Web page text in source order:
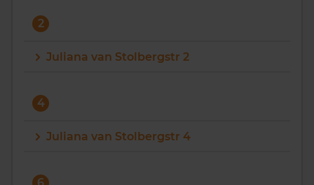
2
Juliana van Stolbergstr 2
4
Juliana van Stolbergstr 4